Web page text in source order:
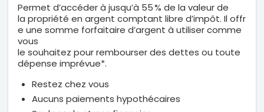
Permet d’accéderà jusqu’à 55 % de la valeurde
la propriété en argent comptant libre d’impôt. Il offr
e une somme forfaitaire d’argent à utiliser comme
vous
le souhaitez pourrembourserdes dettes ou toute
dépense imprévue*.
Restez chez vous
Aucuns paiements hypothécaires